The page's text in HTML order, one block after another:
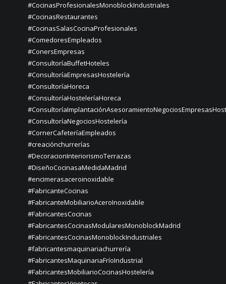
#CocinasProfesionalesMonoblockIndustriales
#CocinasRestaurantes
#CocinasSalasCocinaProfesionales
#ComedoresEmpleados
#ConersEmpresas
#ConsultoríaBuffetHoteles
#ConsultoríaEmpresasHostelería
#ConsultoríaHoreca
#ConsultoríaHosteleríaHoreca
#ConsultoríaNegociosHostelería
#CornerCafeteríaEmpleados
#creaciónchurrerías
#DecoracionInteriorismoTerrazas
#DiseñoCocinasaMedidaMadrid
#encimerasaceroinoxidable
#FabricanteCocinas
#FabricanteMobiliarioAceroInoxidable
#FabricantesCocinas
#FabricantesCocinasModularesMonoblockMadrid
#FabricantesCocinasMonoblockIndustriales
#fabricantesmaquinariachurrería
#FabricantesMaquinariaFríoIndustrial
#FabricantesMobiliarioCocinasHostelería